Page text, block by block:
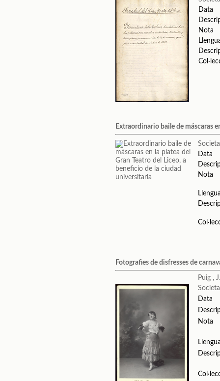
Data
Nota
Extraordinario baile de máscaras
Data
Nota
Fotografies de disfresses de
Puig ,
Data
Nota